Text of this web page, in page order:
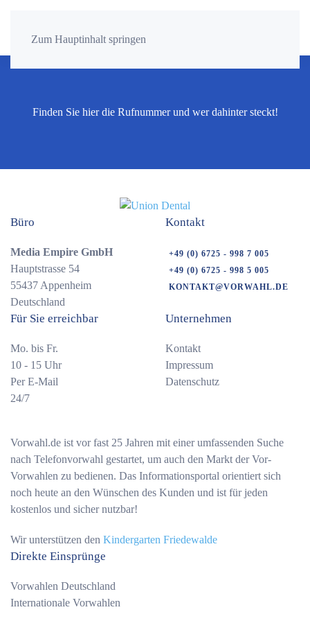
Zum Hauptinhalt springen
Finden Sie hier die Rufnummer und wer dahinter steckt!
Büro
Media Empire GmbH
Hauptstrasse 54
55437 Appenheim
Deutschland
Kontakt
+49 (0) 6725 - 998 7 005
+49 (0) 6725 - 998 5 005
KONTAKT@VORWAHL.DE
Für Sie erreichbar
Mo. bis Fr.
10 - 15 Uhr
Per E-Mail
24/7
Unternehmen
Kontakt
Impressum
Datenschutz
Vorwahl.de ist vor fast 25 Jahren mit einer umfassenden Suche
nach Telefonvorwahl gestartet, um auch den Markt der Vor-
Vorwahlen zu bedienen. Das Informationsportal orientiert sich
noch heute an den Wünschen des Kunden und ist für jeden
kostenlos und sicher nutzbar!
Wir unterstützen den Kindergarten Friedewalde
Direkte Einsprünge
Vorwahlen Deutschland
Internationale Vorwahlen